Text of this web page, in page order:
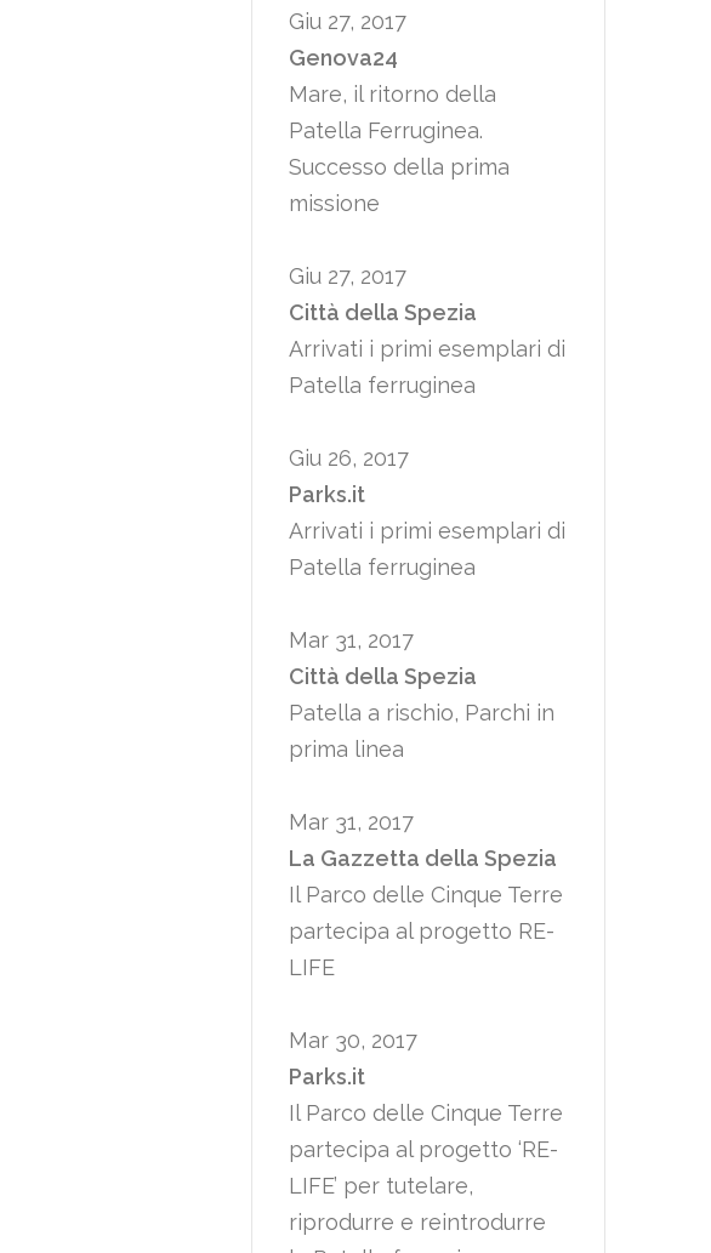
Giu 27, 2017
Genova24
Mare, il ritorno della
Patella Ferruginea.
Successo della prima
missione
Giu 27, 2017
Città della Spezia
Arrivati i primi esemplari di
Patella ferruginea
Giu 26, 2017
Parks.it
Arrivati i primi esemplari di
Patella ferruginea
Mar 31, 2017
Città della Spezia
Patella a rischio, Parchi in
prima linea
Mar 31, 2017
La Gazzetta della Spezia
Il Parco delle Cinque Terre
partecipa al progetto RE-
LIFE
Mar 30, 2017
Parks.it
Il Parco delle Cinque Terre
partecipa al progetto ‘RE-
LIFE’ per tutelare,
riprodurre e reintrodurre